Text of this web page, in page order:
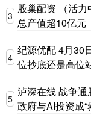
3
股巢配资 （活
总产值超10亿元
4
纪源优配 4月30
位抄底还是高位
5
泸深在线 战争通
政府与AI投资成“